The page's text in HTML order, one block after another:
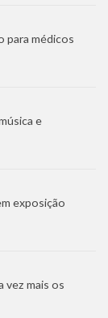
para médicos
e
exposição
vez mais os